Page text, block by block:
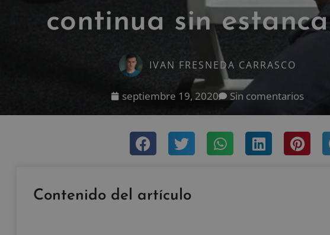
continua sin
IVAN FRESNEDA CARRASCO
septiembre 19, 2020 Sin comentarios
Contenido del artículo